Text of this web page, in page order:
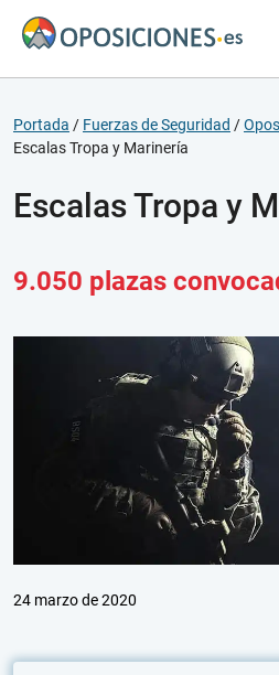
Portada / Fuerzas de Seguridad /
Escalas Tropa y Marinería
Escalas Tropa y
9.050 plazas
24 marzo de 2020